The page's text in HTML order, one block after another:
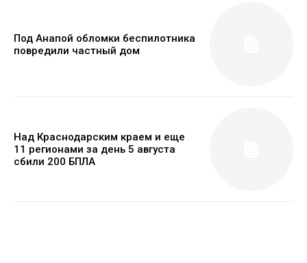
Под Анапой обломки беспилотника
повредили частный дом
Над Краснодарским краем и еще
11 регионами за день 5 августа
сбили 200 БПЛА